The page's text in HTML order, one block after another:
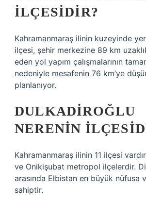
ILÇESIDIR?
Kahramanmaraş ilinin kuzeyinde
ilçesi, şehir merkezine 89 km
eden yol yapım çalışmalarının
nedeniyle mesafenin 76 km’ye
planlanıyor.
DULKADIROĞLU
NERENIN
Kahramanmaraş ilinin 11 ilçesi
ve Onikişubat metropol ilçelerdir.
arasında Elbistan en büyük nüfusa
sahiptir.